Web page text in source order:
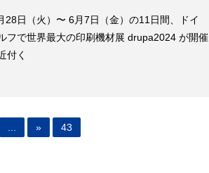
28日（火）〜 6月7日（金）の11日間、ドイ
フで世界最大の印刷機材展 drupa2024 が開催
付く
» 43